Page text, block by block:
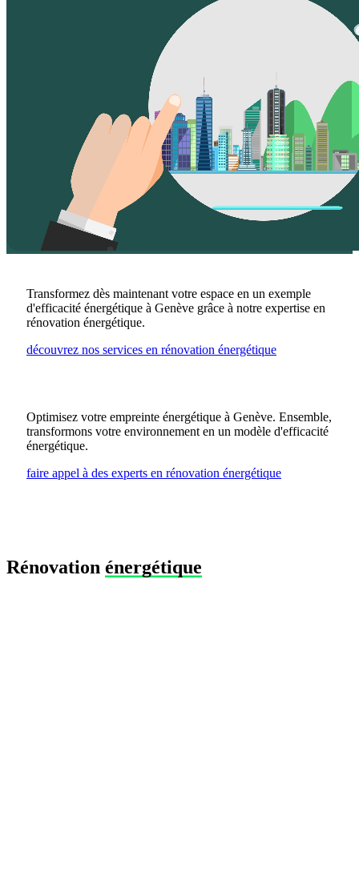
Transformez dès maintenant votre espace en un exemple
d'efficacité énergétique à Genève grâce à notre expertise en
rénovation énergétique.
découvrez nos services en rénovation énergétique
Optimisez votre empreinte énergétique à Genève. Ensemble,
transformons votre environnement en un modèle d'efficacité
énergétique.
faire appel à des experts en rénovation énergétique
Rénovation énergétique